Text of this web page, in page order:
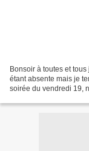
Bonsoir à toutes et
étant absente mais je
soirée du vendredi 19,